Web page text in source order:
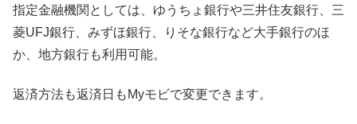
指定金融機関としては、ゆうちょ銀行や三井住友銀行、三
菱UFJ銀行、みずほ銀行、りそな銀行など大手銀行のほ
か、地方銀行も利用可能。
返済方法も返済日もMyモビで変更できます。